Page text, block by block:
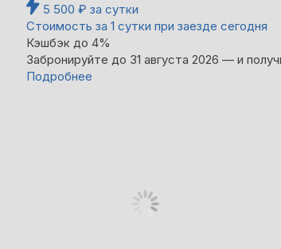
5 500 ₽ за сутки
Стоимость за 1 сутки при заезде сегодня
Кэшбэк до 4%
Забронируйте до 31 августа 2026 — и
Подробнее